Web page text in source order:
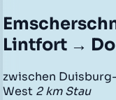
Lintfort →
zwischen
West 2 km Stau